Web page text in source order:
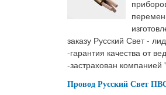
заказу Русский Свет -
-гарантия качества от
-застрахован компанией
Провод Русский Свет